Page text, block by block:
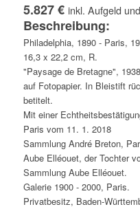
5.827 € inkl. Aufgeld
Beschreibung:
Philadelphia, 1890 - Paris,
16,3 x 22,2 cm, R.
"Paysage de Bretagne",
auf Fotopapier. In Bleistift
betitelt.
Mit einer
Paris vom 11. 1. 2018
Sammlung André Breton,
Aube Elléouet, der Tochter
Sammlung Aube Elléouet.
Galerie 1900 - 2000, Paris.
Privatbesitz, Baden-